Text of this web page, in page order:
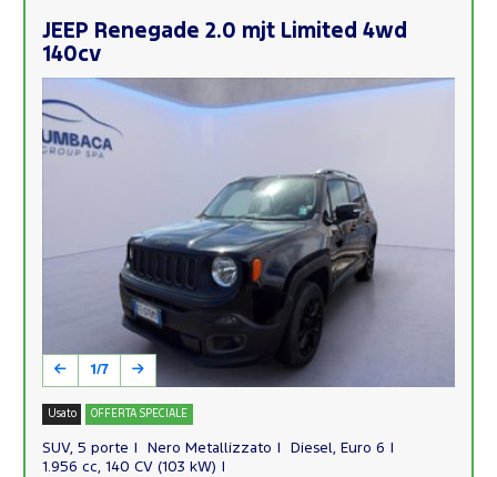
JEEP Renegade 2.0 mjt Limited 4wd
140cv
1/7
Usato OFFERTA SPECIALE
SUV, 5 porte Nero Metallizzato
Diesel, Euro 6
1.956 cc, 140 CV (103 kW)